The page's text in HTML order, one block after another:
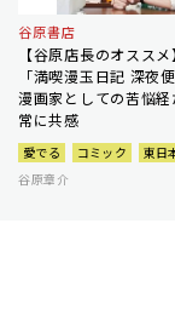
谷原書店
【谷原店長のオスス
「満喫漫玉日記 深
漫画家としての苦悩経
常に共感
愛でる コミック
東日
谷原章介